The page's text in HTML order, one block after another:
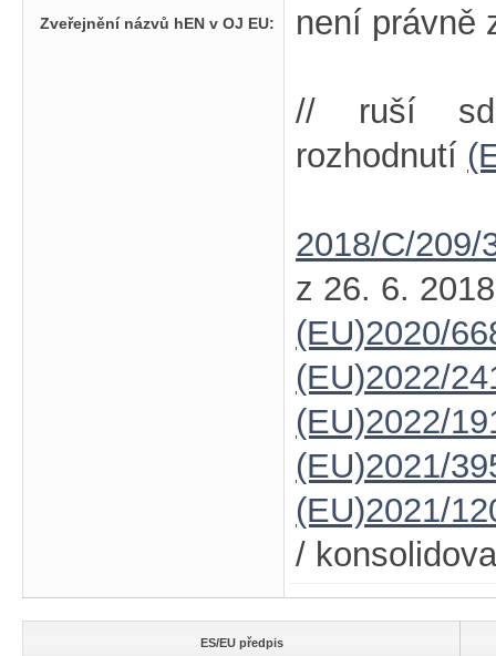
Zveřejnění názvů hEN v OJ EU:
není právně
// ruší
rozhodnutí
2018/C/209/
z 26. 6. 2018
(EU)2020/
(EU)2022/
(EU)2022/
(EU)2021/
(EU)2021/
/
ES/EU předpis